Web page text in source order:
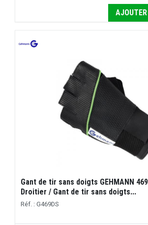
Gant de tir sans doigts GEHMANN
Droitier / Gant de tir sans doigts...
Réf. : G469DS